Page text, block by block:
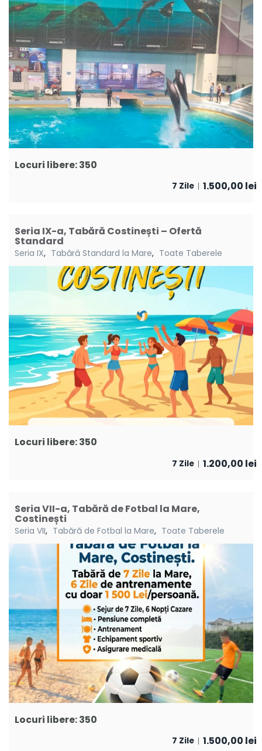
Locuri libere: 350
7 Zile 1.500,00 lei
Seria IX-a, Tabără Costinești – Ofertă
Standard
Seria IX, Tabără Standard la Mare, Toate Taberele
Locuri libere: 350
7 Zile 1.200,00 lei
Seria VII-a, Tabără de Fotbal la Mare,
Costinești
Seria VII, Tabără de Fotbal la Mare, Toate Taberele
Locuri libere: 350
7 Zile 1.500,00 lei